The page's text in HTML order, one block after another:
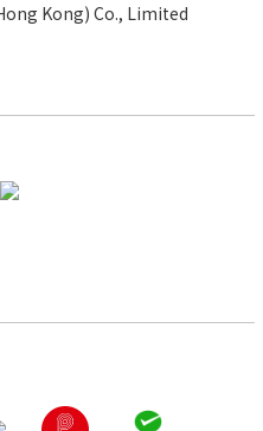
Kong) Co., Limited